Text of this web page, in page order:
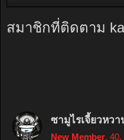
สมาชิกที่ติดตาม
ซามูไรเจี้ยวหวา
New Member, 40,